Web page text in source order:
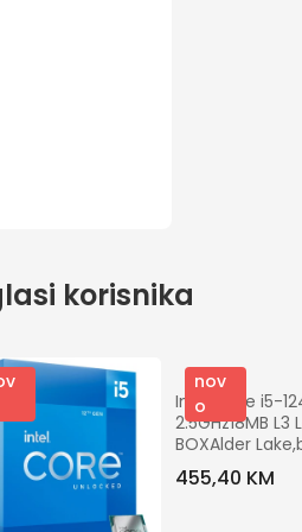
korisnika
nov
o
Intel Core i5-
2.5GHz18MB L3
BOXAlder
grafike
455,40 KM